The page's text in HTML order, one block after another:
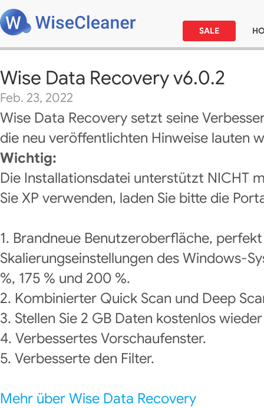
SALE
Wise Data Recovery v6.0.2
Feb. 23, 2022
Wise Data Recovery setzt seine
die neu veröffentlichten Hinweise lauten
Wichtig:
Die Installationsdatei unterstützt NICHT
Sie XP verwenden, laden Sie bitte die
1. Brandneue Benutzeroberfläche,
Skalierungseinstellungen des Windows-
%, 175 % und 200 %.
2. Kombinierter Quick Scan und Deep
3. Stellen Sie 2 GB Daten kostenlos
4. Verbessertes Vorschaufenster.
5. Verbesserte den Filter.
Mehr über Wise Data Recovery